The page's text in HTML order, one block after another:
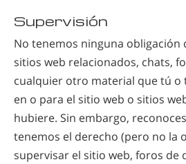
Supervisión
No tenemos ninguna obligación
sitios web relacionados, chats,
cualquier otro material que tú o
en o para el sitio web o sitios
hubiere. Sin embargo,
tenemos el derecho (pero no la
supervisar el sitio web, foros de